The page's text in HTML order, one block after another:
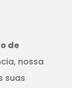
de
nossa
suas